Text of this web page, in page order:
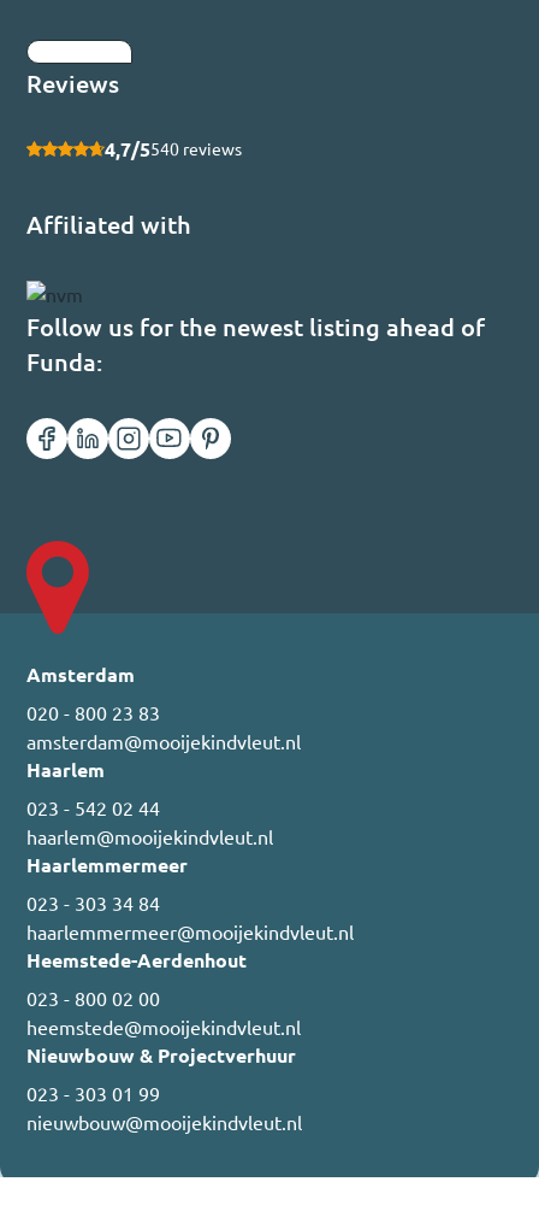
Reviews
4,7/5540 reviews
Affiliated with
Follow us for the newest listing ahead of
Funda:
Amsterdam
020 - 800 23 83
amsterdam@mooijekindvleut.nl
Haarlem
023 - 542 02 44
haarlem@mooijekindvleut.nl
Haarlemmermeer
023 - 303 34 84
haarlemmermeer@mooijekindvleut.nl
Heemstede-Aerdenhout
023 - 800 02 00
heemstede@mooijekindvleut.nl
Nieuwbouw & Projectverhuur
023 - 303 01 99
nieuwbouw@mooijekindvleut.nl